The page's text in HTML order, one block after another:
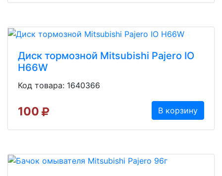
Диск тормозной Mitsubishi Pajero IO
H66W
Код товара: 1640366
100 В корзину